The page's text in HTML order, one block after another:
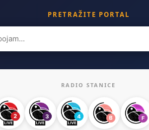
PRETRAŽITE PORTAL
RADIO STANICE